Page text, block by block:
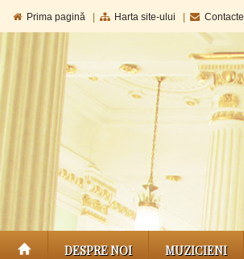
Prima pagină Harta site-ului Contacte
DESPRE NOI MUZICIENI